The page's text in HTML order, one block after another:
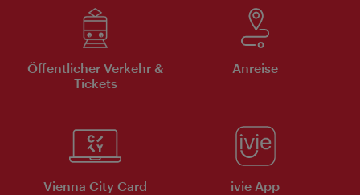
Öffentlicher Verkehr &
Tickets
Anreise
Vienna City Card ivie App